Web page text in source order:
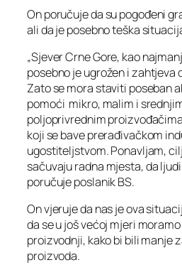
On poručuje da su pogođeni
ali da je posebno teška
„Sjever Crne Gore, kao
posebno je ugrožen i zahtjeva
Zato se mora staviti poseban
pomoći mikro, malim i
poljoprivrednim
koji se bave prerađivačkom
ugostiteljstvom. Ponavljam,
sačuvaju radna mjesta, da
poručuje poslanik BS.
On vjeruje da nas je ova
da se u još većoj mjeri
proizvodnji, kako bi bili manje
proizvoda.